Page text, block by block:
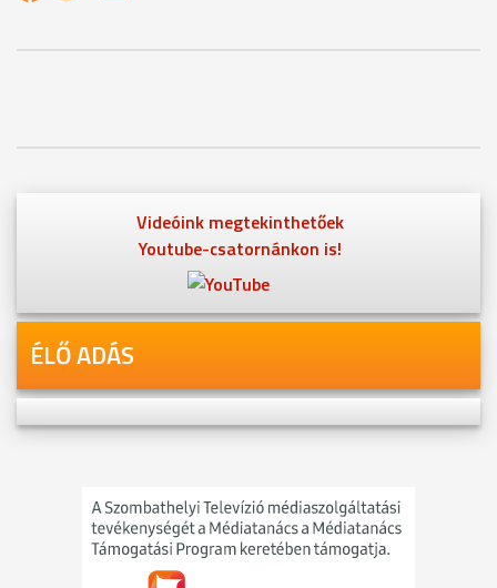
Videóink megtekinthetőek
Youtube-csatornánkon is!
ÉLŐ ADÁS